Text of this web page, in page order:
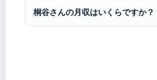
桐谷さんの月収はいくらですか？